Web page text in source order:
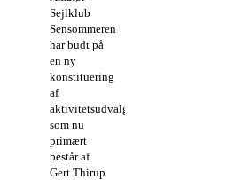
Sejlklub
Sensommeren
har budt på
en ny
konstituering
af
aktivitetsudvalget,
som nu
primært
består af
Gert Thirup